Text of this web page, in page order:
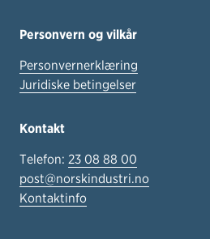
Personvern og vilkår
Personvernerklæring
Juridiske betingelser
Kontakt
Telefon: 23 08 88 00
post@norskindustri.no
Kontaktinfo